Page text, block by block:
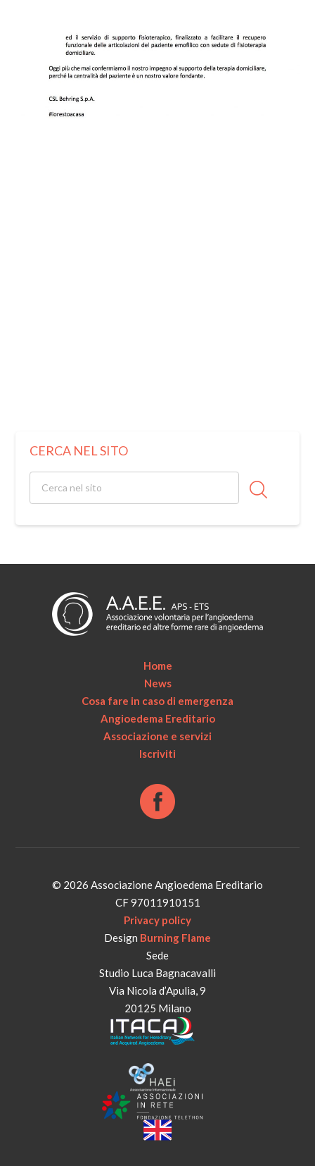
CERCA NEL SITO
Home
News
Cosa fare in caso di emergenza
Angioedema Ereditario
Associazione e servizi
Iscriviti
© 2026 Associazione Angioedema Ereditario
CF 97011910151
Privacy policy
Design Burning Flame
Sede
Studio Luca Bagnacavalli
Via Nicola d’Apulia, 9
20125 Milano